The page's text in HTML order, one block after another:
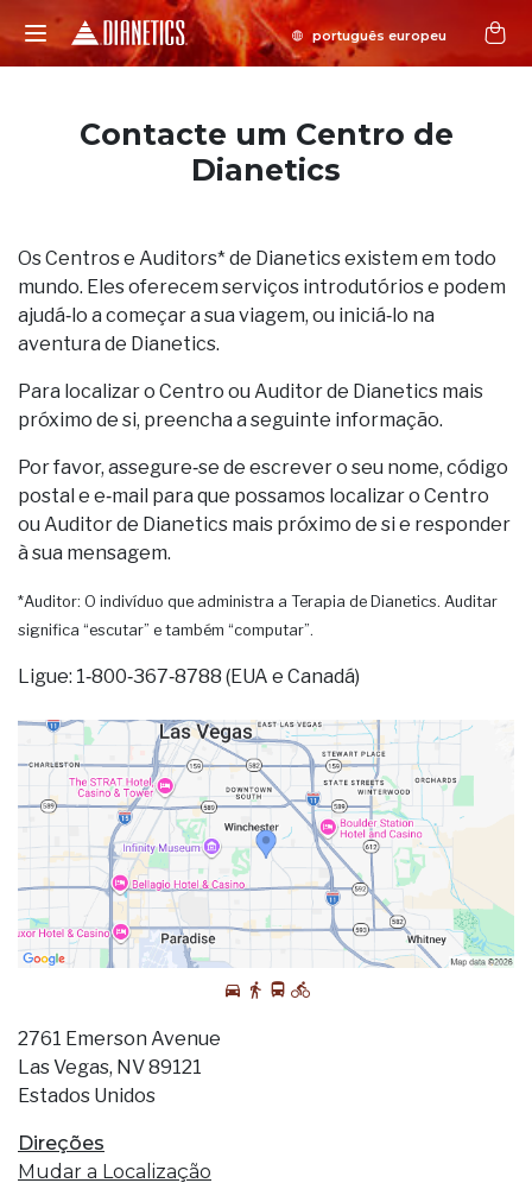
Contacte um Centro de
Dianetics
Os Centros e Auditors* de Dianetics existem em todo
mundo. Eles oferecem serviços introdutórios e podem
ajudá‑lo a começar a sua viagem, ou iniciá‑lo na
aventura de Dianetics.
Para localizar o Centro ou Auditor de Dianetics mais
próximo de si, preencha a seguinte informação.
Por favor, assegure‑se de escrever o seu nome, código
postal e e‑mail para que possamos localizar o Centro
ou Auditor de Dianetics mais próximo de si e responder
à sua mensagem.
*Auditor: O indivíduo que administra a Terapia de Dianetics. Auditar
significa “escutar” e também “computar”.
Ligue: 1‑800‑367‑8788 (EUA e Canadá)
2761 Emerson Avenue
Las Vegas, NV 89121
Estados Unidos
Direções
Mudar a Localização